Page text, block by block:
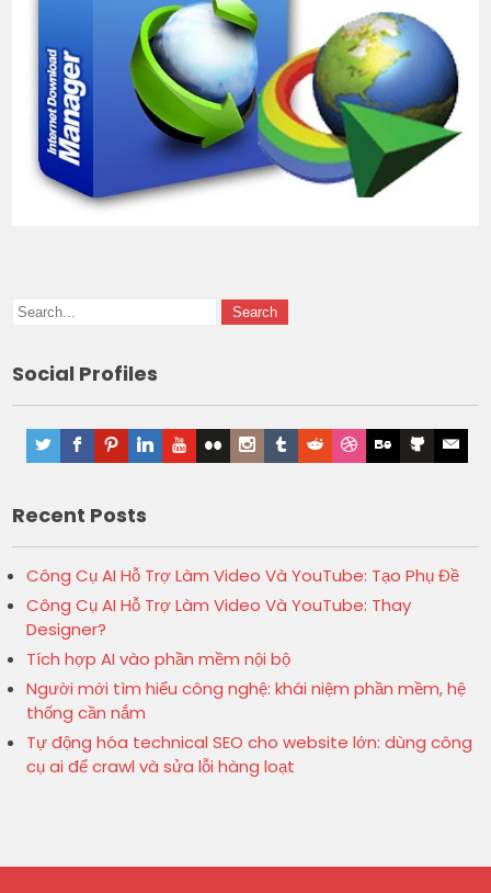
Social Profiles
Recent Posts
Công Cụ AI Hỗ Trợ Làm Video Và YouTube: Tạo Phụ Đề
Công Cụ AI Hỗ Trợ Làm Video Và YouTube: Thay
Designer?
Tích hợp AI vào phần mềm nội bộ
Người mới tìm hiểu công nghệ: khái niệm phần mềm, hệ
thống cần nắm
Tự động hóa technical SEO cho website lớn: dùng công
cụ ai để crawl và sửa lỗi hàng loạt